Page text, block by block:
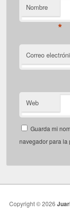
Nombre
*
Correo
Web
Guarda mi
navegador para la
Copyright © 2026